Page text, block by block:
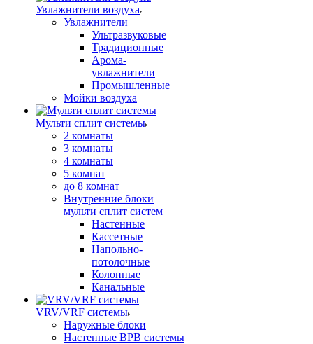
Увлажнители воздуха
Увлажнители
Ультразвуковые
Традиционные
Арома-
увлажнители
Промышленные
Мойки воздуха
Мульти сплит системы
2 комнаты
3 комнаты
4 комнаты
5 комнат
до 8 комнат
Внутренние блоки
мульти сплит систем
Настенные
Кассетные
Напольно-
потолочные
Колонные
Канальные
VRV/VRF системы
Наружные блоки
Настенные ВРВ системы